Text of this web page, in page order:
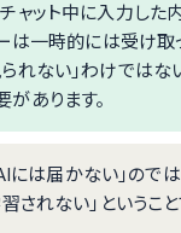
ャット中に入力した
は一時的には受け取
られない」わけではな
があります。
には届かない」ので
されない」というこ